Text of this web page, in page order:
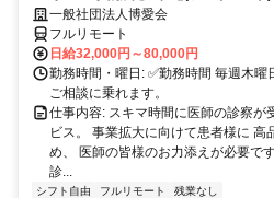
業務一般社団法人博愛会
フルリモート
日給32,000円～80,000円
勤務時間・曜日: ✅勤務時間 毎週木
ご相談に乗れます。
仕事内容: スキマ時間に医師の診察が
ビス。 事業拡大に向けて患者様に 高
め、 医師の皆様のお力添えが必要で
診...
シフト自由 フルリモート 残業なし